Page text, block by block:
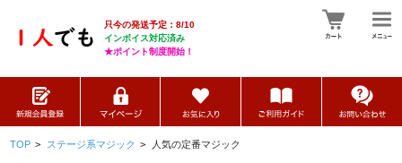
只今の発送予定：8/10
インボイス対応済み
★ポイント制度開始！
TOP > ステージ系マジック > 人気の定番マジック